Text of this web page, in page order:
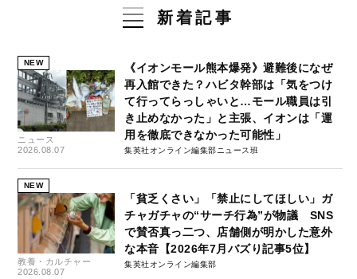
新着記事
NEW
ニュース
2026.08.07
《イオンモール熊本爆発》避難後になぜ
再入館できた？ハビタ幹部は「気をつけ
て行ってらっしゃいと…モール職員は引
き止めなかった」と主張、イオンは「運
用を徹底できなかった可能性」
集英社オンライン編集部ニュース班
NEW
教養・カルチャー
2026.08.07
「貧乏くさい」「禁止にしてほしい」ガ
チャガチャの“サーチ行為”が物議 SNS
で賛否真っ二つ、店舗側が明かした意外
な本音【2026年7月バズり記事5位】
集英社オンライン編集部